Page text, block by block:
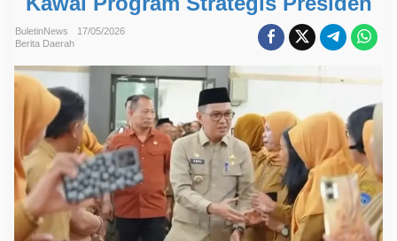
t
l
a
k
a
M
i
n
K
e
p
a
BuletinNews
17/05/2026
Berita Daerah